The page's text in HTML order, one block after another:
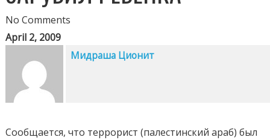
No Comments
April 2, 2009
Мидраша Ционит
Сообщается, что террорист (палестинский араб) был